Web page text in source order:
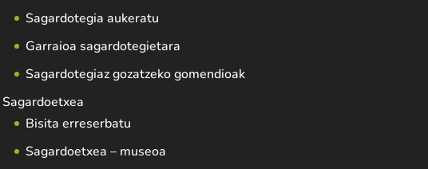
Sagardotegia aukeratu
Garraioa sagardotegietara
Sagardotegiaz gozatzeko gomendioak
Sagardoetxea
Bisita erreserbatu
Sagardoetxea – museoa